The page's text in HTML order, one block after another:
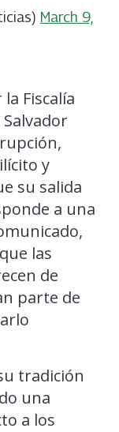
March 9,
Fiscalía
y
su salida
a una
las
de
parte de
tradición
una
a los